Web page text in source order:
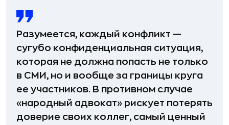
Разумеется, каждый конфликт —
сугубо конфиденциальная ситуация,
которая не должна попасть не только
в СМИ, но и вообще за границы круга
ее участников. В противном случае
«народный адвокат» рискует потерять
доверие своих коллег, самый ценный